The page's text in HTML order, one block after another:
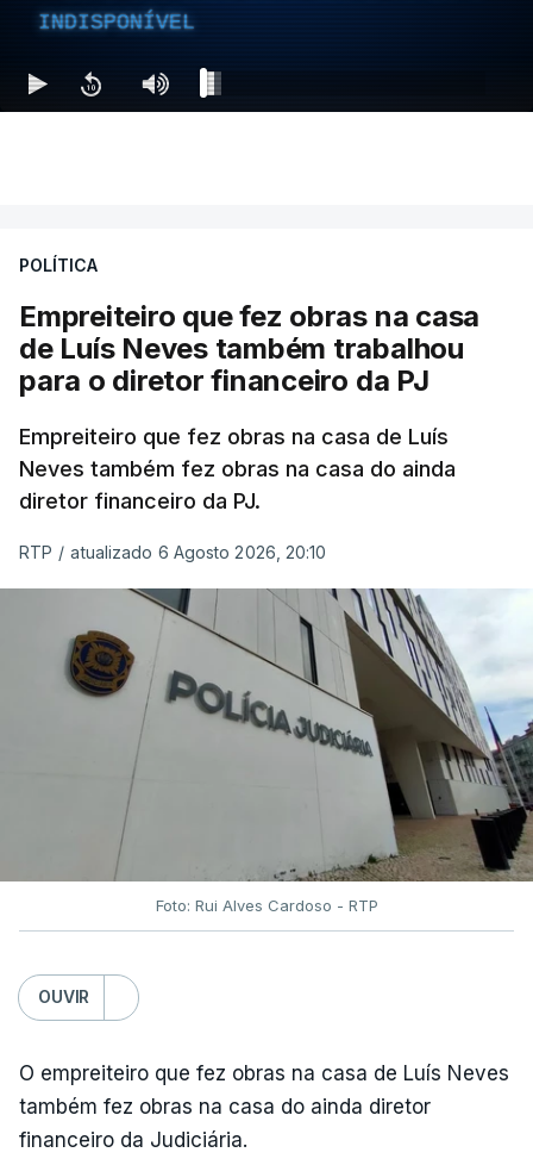
INDISPONÍVEL
POLÍTICA
Empreiteiro que fez obras na casa
de Luís Neves também trabalhou
para o diretor financeiro da PJ
Empreiteiro que fez obras na casa de Luís
Neves também fez obras na casa do ainda
diretor financeiro da PJ.
RTP / atualizado 6 Agosto 2026, 20:10
Foto: Rui Alves Cardoso - RTP
OUVIR
O empreiteiro que fez obras na casa de Luís Neves
também fez obras na casa do ainda diretor
financeiro da Judiciária.